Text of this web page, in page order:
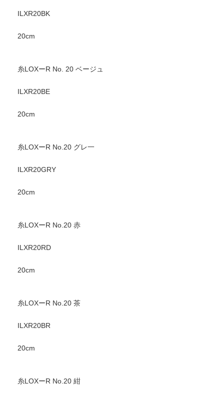
ILXR20BK
20cm
糸LOXーR No. 20 ベージュ
ILXR20BE
20cm
糸LOXーR No.20 グレ一
ILXR20GRY
20cm
糸LOXーR No.20 赤
ILXR20RD
20cm
糸LOXーR No.20 茶
ILXR20BR
20cm
糸LOXーR No.20 紺